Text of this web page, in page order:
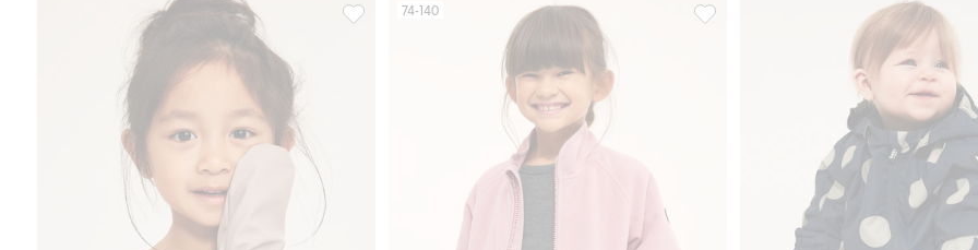
Fodrade regnvantar Kaxs, Lägg till i favoriter
74-140
Vindfleece zip-in / zip-off Kaxs, Lägg